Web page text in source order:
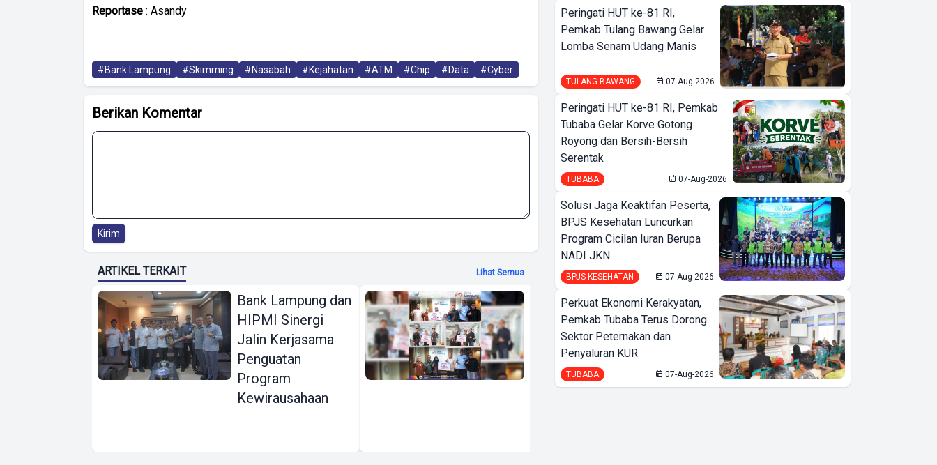
Reportase : Asandy
#Bank Lampung #Skimming #Nasabah #Kejahatan #ATM #Chip #Data #Cyber
Berikan Komentar
Kirim
ARTIKEL TERKAIT Lihat Semua
Bank Lampung dan
HIPMI Sinergi
Jalin Kerjasama
Penguatan
Program
Kewirausahaan
Bank Lampung
Serahkan
Grand Prize
Hadiah Undian
Simpeda Lokal
Undian
Tabungan
Lokal Bank
Lampung
Mulai Hari Ini,
Peringati HUT ke-81 RI,
Pemkab Tulang Bawang Gelar
Lomba Senam Udang Manis
TULANG BAWANG 07-Aug-2026
Peringati HUT ke-81 RI, Pemkab
Tubaba Gelar Korve Gotong
Royong dan Bersih-Bersih
Serentak
TUBABA 07-Aug-2026
Solusi Jaga Keaktifan Peserta,
BPJS Kesehatan Luncurkan
Program Cicilan Iuran Berupa
NADI JKN
BPJS KESEHATAN 07-Aug-2026
Perkuat Ekonomi Kerakyatan,
Pemkab Tubaba Terus Dorong
Sektor Peternakan dan
Penyaluran KUR
TUBABA 07-Aug-2026